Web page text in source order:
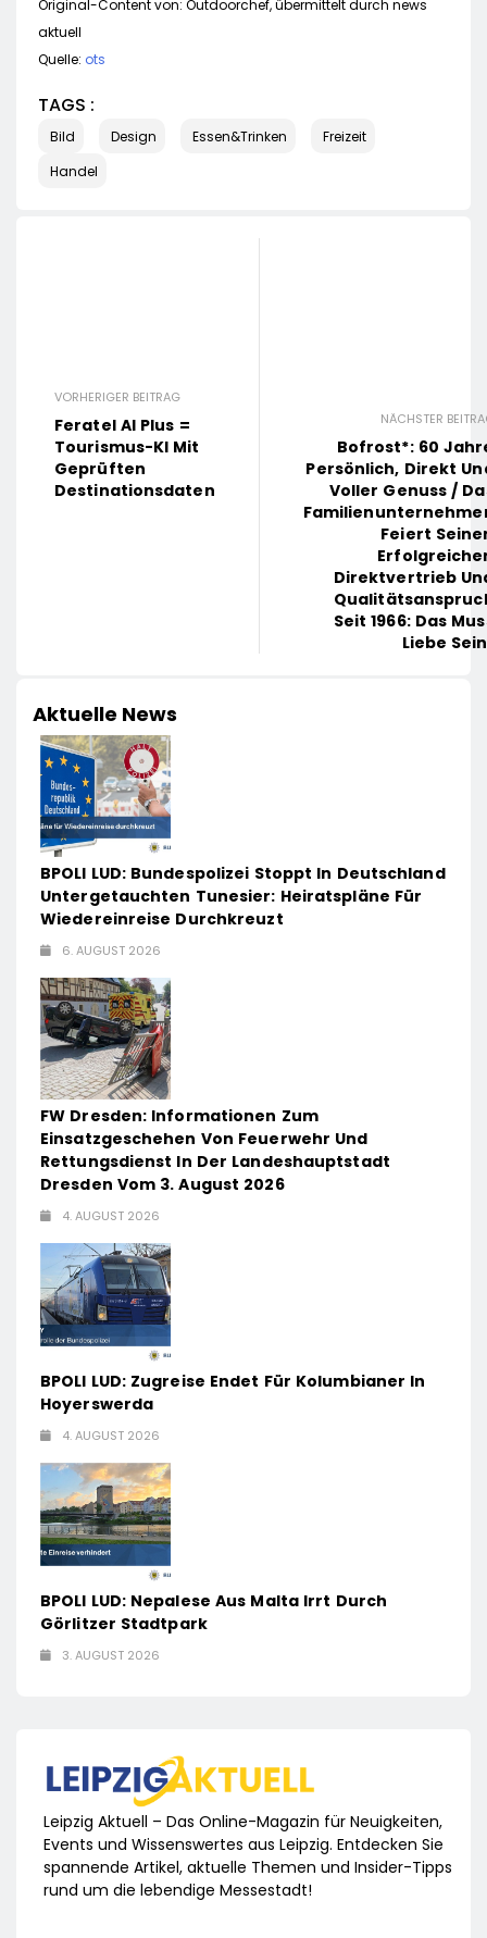
Original-Content von: Outdoorchef, übermittelt durch news
aktuell
Quelle: ots
TAGS :
Bild Design Essen&Trinken
Freizeit
Handel
VORHERIGER BEITRAG
Feratel AI Plus =
Tourismus-KI Mit
Geprüften
Destinationsdaten
NÄCHSTER
Bofrost*: 60
Persönlich, Direkt
Voller Genuss /
Feiert
Direktvertrieb
Seit 1966: Das
Liebe
Aktuelle News
BPOLI LUD: Bundespolizei Stoppt In Deutschland
Untergetauchten Tunesier: Heiratspläne Für
Wiedereinreise Durchkreuzt
6. AUGUST 2026
FW Dresden: Informationen Zum
Einsatzgeschehen Von Feuerwehr Und
Rettungsdienst In Der Landeshauptstadt
Dresden Vom 3. August 2026
4. AUGUST 2026
BPOLI LUD: Zugreise Endet Für Kolumbianer In
Hoyerswerda
4. AUGUST 2026
BPOLI LUD: Nepalese Aus Malta Irrt Durch
Görlitzer Stadtpark
3. AUGUST 2026
Leipzig Aktuell – Das Online-Magazin für Neuigkeiten,
Events und Wissenswertes aus Leipzig. Entdecken Sie
spannende Artikel, aktuelle Themen und Insider-Tipps
rund um die lebendige Messestadt!